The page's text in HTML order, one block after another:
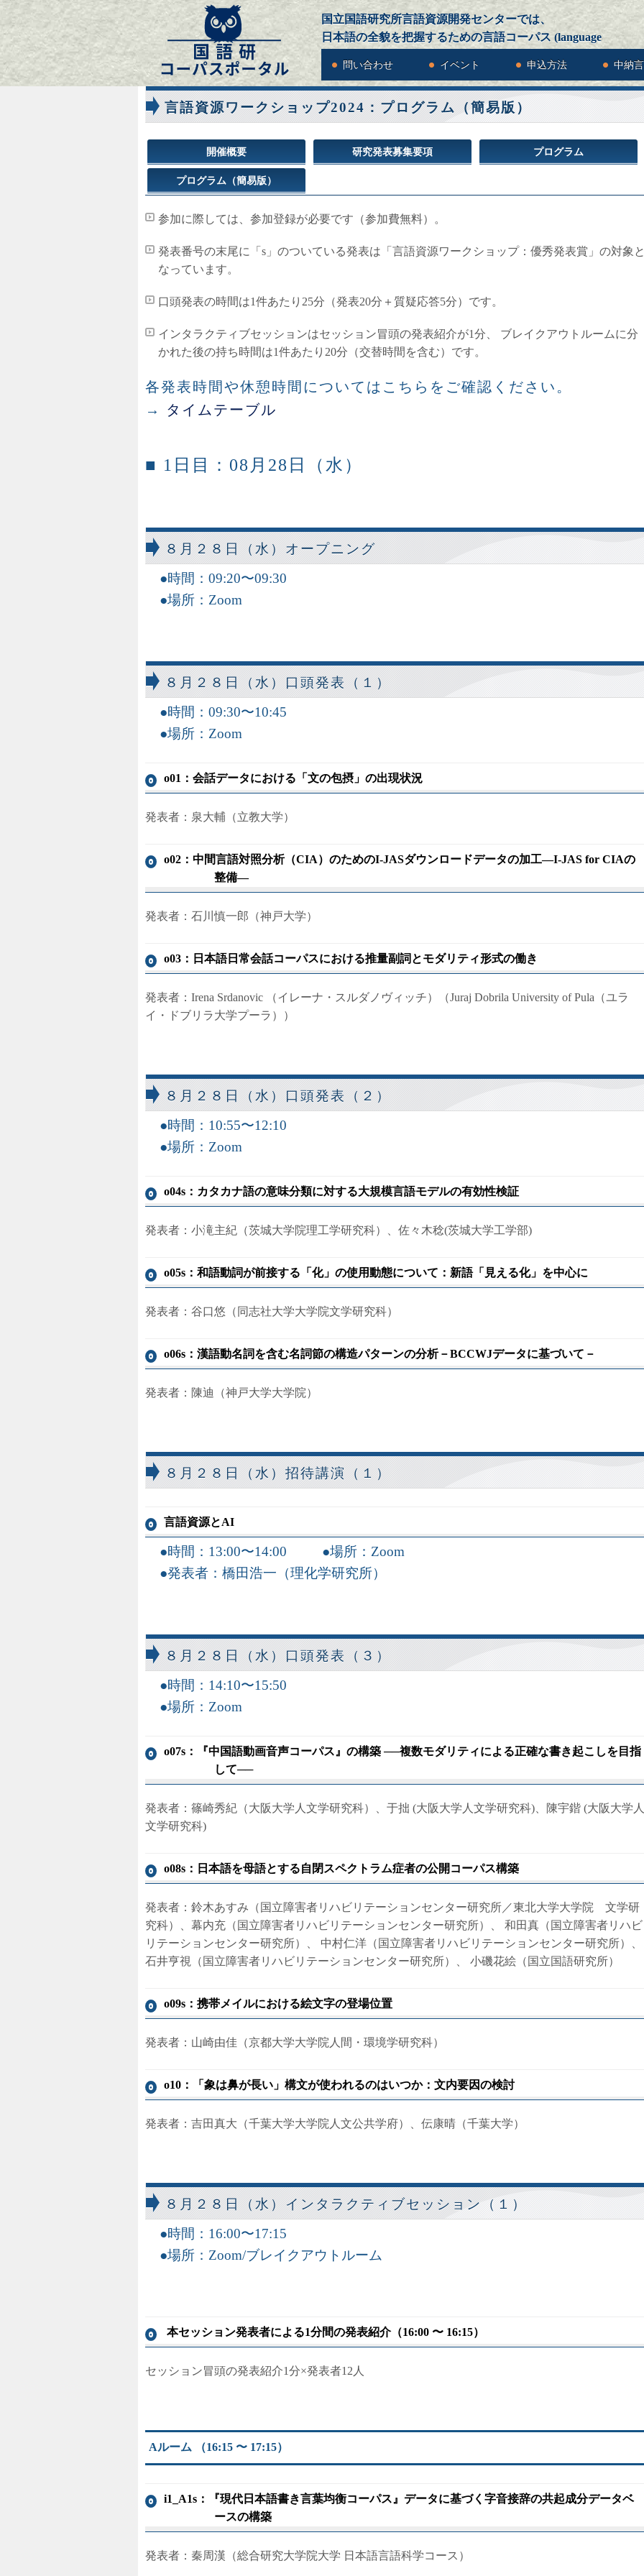
国立国語研究所言語資源開発センターでは、
日本語の全貌を把握するための言語コーパス (language
問い合わせ イベント 申込方法 中納言
言語資源ワークショップ2024：プログラム（簡易版）
開催概要 研究発表募集要項 プログラム
プログラム（簡易版）
参加に際しては、参加登録が必要です（参加費無料）。
発表番号の末尾に「s」のついている発表は「言語資源ワークショップ：優秀発表賞」の対象
なっています。
口頭発表の時間は1件あたり25分（発表20分＋質疑応答5分）です。
インタラクティブセッションはセッション冒頭の発表紹介が1分、 ブレイクアウトルームに分
かれた後の持ち時間は1件あたり20分（交替時間を含む）です。
各発表時間や休憩時間についてはこちらをご確認ください。
→ タイムテーブル
■ 1日目：08月28日（水）
８月２８日（水）オープニング
時間：09:20〜09:30
場所：Zoom
８月２８日（水）口頭発表（１）
時間：09:30〜10:45
場所：Zoom
o01：会話データにおける「文の包摂」の出現状況
発表者：泉大輔（立教大学）
o02：中間言語対照分析（CIA）のためのI-JASダウンロードデータの加工―I-JAS for CIAの
整備―
発表者：石川慎一郎（神戸大学）
o03：日本語日常会話コーパスにおける推量副詞とモダリティ形式の働き
発表者：Irena Srdanovic （イレーナ・スルダノヴィッチ）（Juraj Dobrila University of Pula（ユラ
イ・ドブリラ大学プーラ））
８月２８日（水）口頭発表（２）
時間：10:55〜12:10
場所：Zoom
o04s：カタカナ語の意味分類に対する大規模言語モデルの有効性検証
発表者：小滝主紀（茨城大学院理工学研究科）、佐々木稔(茨城大学工学部)
o05s：和語動詞が前接する「化」の使用動態について：新語「見える化」を中心に
発表者：谷口悠（同志社大学大学院文学研究科）
o06s：漢語動名詞を含む名詞節の構造パターンの分析－BCCWJデータに基づいて－
発表者：陳迪（神戸大学大学院）
８月２８日（水）招待講演（１）
言語資源とAI
時間：13:00〜14:00
場所：Zoom
発表者：橋田浩一（理化学研究所）
８月２８日（水）口頭発表（３）
時間：14:10〜15:50
場所：Zoom
o07s：『中国語動画音声コーパス』の構築 ──複数モダリティによる正確な書き起こしを目指
して──
発表者：篠崎秀紀（大阪大学人文学研究科）、于拙 (大阪大学人文学研究科)、陳宇鍇 (大阪大学人
文学研究科)
o08s：日本語を母語とする自閉スペクトラム症者の公開コーパス構築
発表者：鈴木あすみ（国立障害者リハビリテーションセンター研究所／東北大学大学院 文学研
究科）、幕内充（国立障害者リハビリテーションセンター研究所）、 和田真（国立障害者リハビ
リテーションセンター研究所）、 中村仁洋（国立障害者リハビリテーションセンター研究所）、
石井亨視（国立障害者リハビリテーションセンター研究所）、 小磯花絵（国立国語研究所）
o09s：携帯メイルにおける絵文字の登場位置
発表者：山崎由佳（京都大学大学院人間・環境学研究科）
o10：「象は鼻が長い」構文が使われるのはいつか：文内要因の検討
発表者：吉田真大（千葉大学大学院人文公共学府）、伝康晴（千葉大学）
８月２８日（水）インタラクティブセッション（１）
時間：16:00〜17:15
場所：Zoom/ブレイクアウトルーム
本セッション発表者による1分間の発表紹介（16:00 〜 16:15）
セッション冒頭の発表紹介1分×発表者12人
Aルーム （16:15 〜 17:15）
i1_A1s：『現代日本語書き言葉均衡コーパス』データに基づく字音接辞の共起成分データベ
ースの構築
発表者：秦周漢（総合研究大学院大学 日本語言語科学コース）